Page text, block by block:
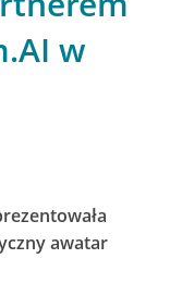
w
awatar